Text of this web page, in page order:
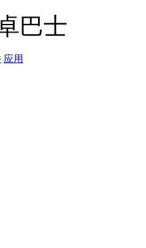
巴士
应用